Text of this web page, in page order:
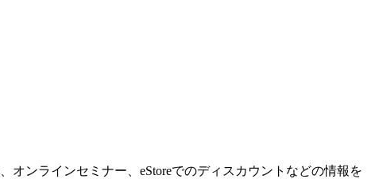
オンラインセミナー、eStoreでのディスカウントなどの情報を